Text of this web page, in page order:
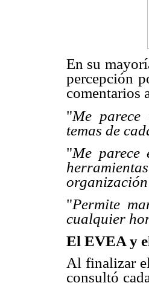
En su
percepción
comentarios
"Me
temas de
"Me parece
"Permite
cualquier
El EVEA y
Al finalizar
consultó